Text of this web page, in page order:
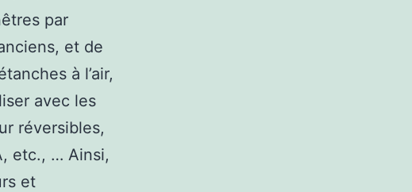
par
et de
à l’air,
avec les
réversibles,
etc., … Ainsi,
et